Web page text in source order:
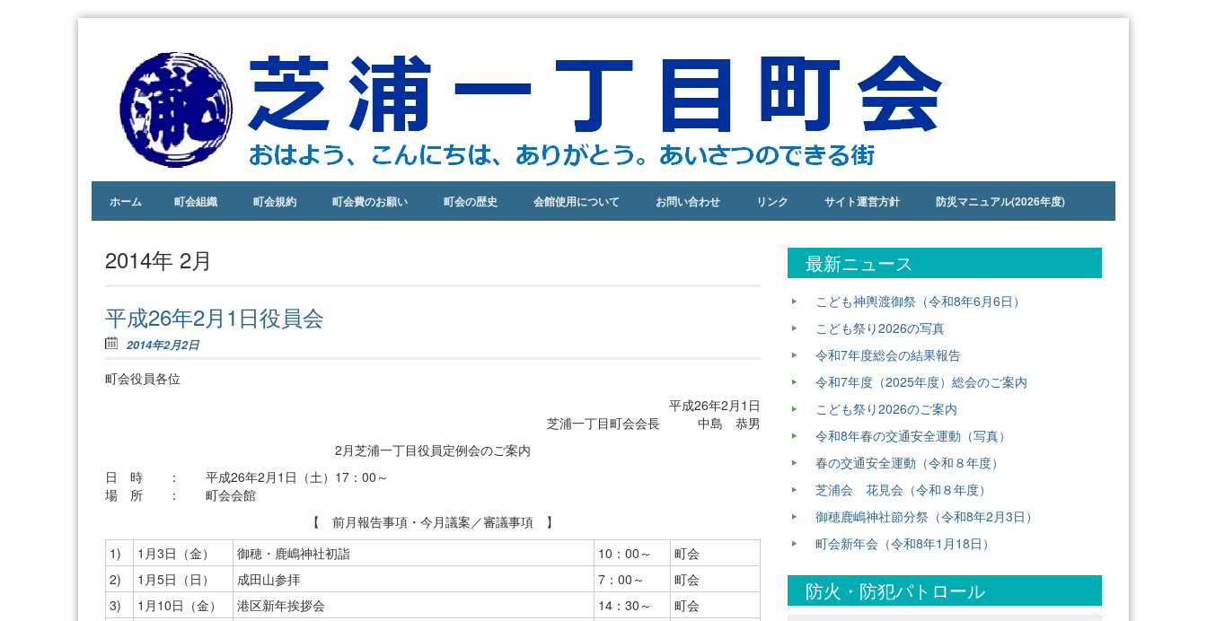
芝
浦
一
丁
目
町
会
おは
よ
う、
こん
にち
わ、
あり
がと
う。
さつ
街。
ホーム 町会組織 町会規約 町会費のお願い 町会の歴史 会館使用について お問い合わせ リンク サイト運営方針 防災マニュアル(2026年度)
2014年 2月
平成26年2月1日役員会
2014年2月2日
町会役員各位
平成26年2月1日
芝浦一丁目町会会長 中島 恭男
2月芝浦一丁目役員定例会のご案内
日 時 ： 平成26年2月1日（土）17：00～
場 所 ： 町会会館
【 前月報告事項・今月議案／審議事項 】
1)
1月3日（金） 御穂・鹿嶋神社初詣 10：00～
町会
2)
1月5日（日） 成田山参拝 7：00～
町会
3)
1月10日（金） 港区新年挨拶会 14：30～
町会
最新ニュース
こども神輿渡御祭（令和8年6月6日）
こども祭り2026の写真
令和7年度総会の結果報告
令和7年度（2025年度）総会のご案内
こども祭り2026のご案内
令和8年春の交通安全運動（写真）
春の交通安全運動（令和８年度）
芝浦会 花見会（令和８年度）
御穂鹿嶋神社節分祭（令和8年2月3日）
町会新年会（令和8年1月18日）
防火・防犯パトロール